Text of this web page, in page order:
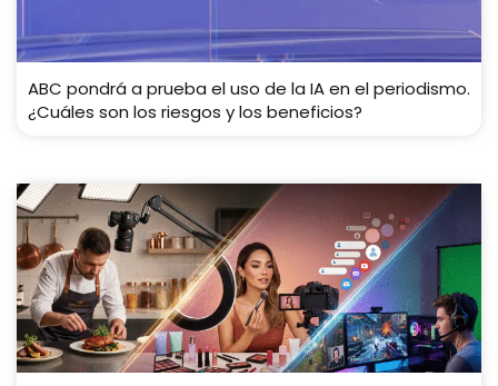
ABC pondrá a prueba el uso de la IA en el periodismo.
¿Cuáles son los riesgos y los beneficios?